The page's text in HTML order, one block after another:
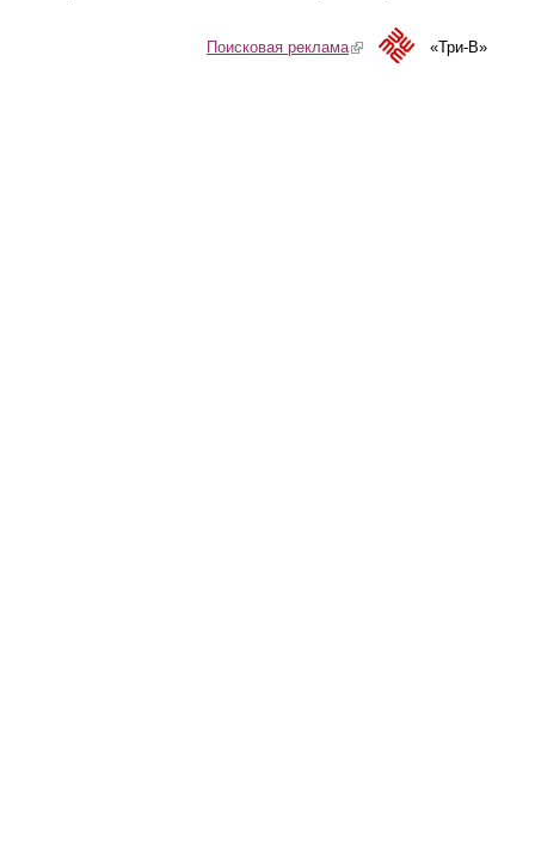
Поисковая реклама(link is external)«Три-В»